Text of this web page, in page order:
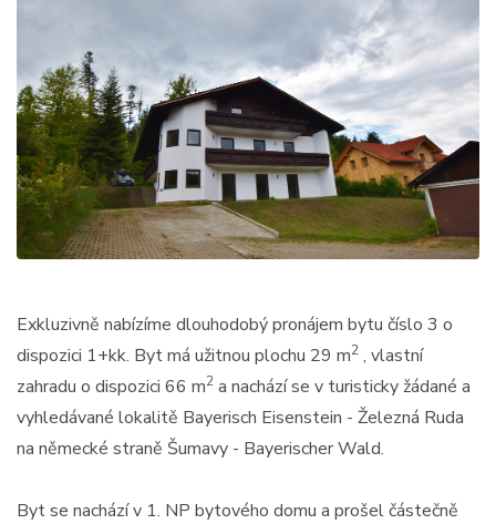
Exkluzivně nabízíme dlouhodobý pronájem bytu číslo 3 o
dispozici 1+kk. Byt má užitnou plochu 29 m2 , vlastní
zahradu o dispozici 66 m2 a nachází se v turisticky žádané a
vyhledávané lokalitě Bayerisch Eisenstein - Železná Ruda
na německé straně Šumavy - Bayerischer Wald.
Byt se nachází v 1. NP bytového domu a prošel částečně